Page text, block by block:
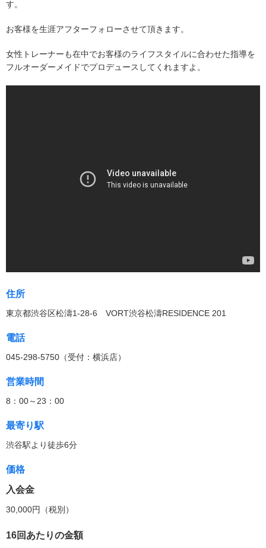
す。
お客様を生涯アフターフォローさせて頂きます。
女性トレーナーも在中でお客様のライフスタイルに合わせた指導を
フルオーダーメイドでプロデュースしてくれますよ。
住所
東京都渋谷区松濤1-28-6 VORT渋谷松濤RESIDENCE 201
電話
045-298-5750（受付：横浜店）
営業時間
8：00～23：00
最寄り駅
渋谷駅より徒歩6分
価格
入会金
30,000円（税別）
16回あたりの金額